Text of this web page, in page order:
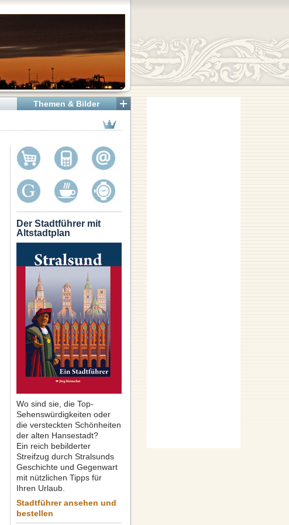
Themen & Bilder
Der Stadtführer mit
Altstadtplan
Wo sind sie, die Top-
Sehenswürdigkeiten oder
die versteckten Schönheiten
der alten Hansestadt?
Ein reich bebilderter
Streifzug durch Stralsunds
Geschichte und Gegenwart
mit nützlichen Tipps für
Ihren Urlaub.
Stadtführer ansehen und
bestellen